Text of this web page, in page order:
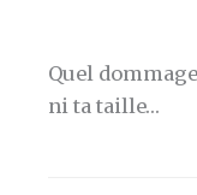
Quel
ni ta taille…